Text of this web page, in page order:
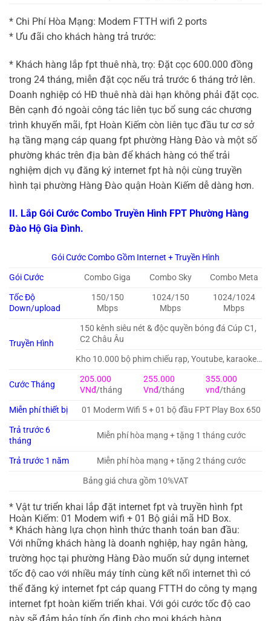
* Chi Phí Hòa Mạng: Modem FTTH wifi 2 ports
* Ưu đãi cho khách hàng trả trước:
* Khách hàng lắp fpt thuê nhà, trọ: Đặt cọc 600.000 đồng
trong 24 tháng, miễn đặt cọc nếu trả trước 6 tháng trở lên.
Doanh nghiệp có HĐ thuê nhà dài hạn không phải đặt cọc.
Bên cạnh đó ngoài công tác liên tục bổ sung các chương
trình khuyến mãi, fpt Hoàn Kiếm còn liên tục đầu tư cơ sở
hạ tầng mạng cáp quang fpt phường Hàng Đào và một số
phường khác trên địa bàn để khách hàng có thể trải
nghiệm dịch vụ đăng ký internet fpt hà nội cùng truyền
hình tại phường Hàng Đào quận Hoàn Kiếm dễ dàng hơn.
II. Lắp Gói Cước Combo Truyền Hình FPT Phường Hàng
Đào Hộ Gia Đình.
Gói Cước Combo Gồm Internet + Truyền Hình
Gói Cước
Combo Giga Combo Sky
Combo Meta
Tốc Độ
Down/upload
150/150
Mbps
1024/150
Mbps
1024/1024
Mbps
Truyền Hình
150 kênh siêu nét & độc quyền bóng đá Cúp C1,
C2 Châu Âu
Kho 10.000 bộ phim chiếu rạp, Youtube, karaoke…
Cước Tháng
205.000
VNđ/tháng
255.000
Vnđ/tháng
355.000
vnđ/tháng
Miễn phí thiết bị
01 Moderm Wifi 5 + 01 bộ đầu FPT Play Box 650
Trả trước 6
tháng
Miễn phí hòa mạng + tặng 1 tháng cước
Trả trước 1 năm
Miễn phí hòa mạng + tặng 2 tháng cước
Bảng giá chưa gồm 10%VAT
* Vật tư triển khai lắp đặt internet fpt và truyền hình fpt
Hoàn Kiếm: 01 Modem wifi + 01 Bộ giải mã HD Box.
* Khách hàng lựa chọn hình thức thanh toán ban đầu:
Với những khách hàng là doanh nghiệp, hay ngân hàng,
trường học tại phường Hàng Đào muốn sử dụng internet
tốc độ cao với nhiều máy tính cùng kết nối internet thì có
thể đăng ký internet fpt cáp quang FTTH do công ty mạng
internet fpt hoàn kiếm triển khai. Với gói cước tốc độ cao